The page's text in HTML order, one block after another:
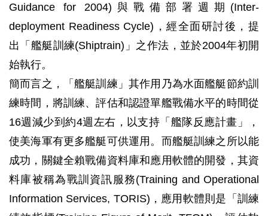
Guidance for 2004)與戰備部署週期(Inter-
deployment Readiness Cycle)，經全面研討後，提
出「艦艇訓練(Shiptrain)」之作法，並於2004年初開
始執行。
簡而言之，「艦艇訓練」其作用乃為水面艦艇節約訓
練時間，將訓練、評估和認證單艦戰備水平的時間從
16週減少到約4週左右，以支持「艦隊反應計畫」，
使美海軍有更多艦艇可供運用。而艦艇訓練之所以能
成功，關鍵全賴戰備資料庫和應用軟體的開發，其資
料庫被稱為戰訓資訊服務(Training and Operational
Information Services, TORIS)，應用軟體則是「訓練